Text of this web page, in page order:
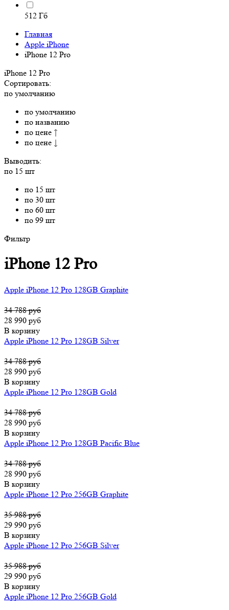
512 Гб
Главная
Apple iPhone
iPhone 12 Pro
iPhone 12 Pro
Сортировать:
по умолчанию
по умолчанию
по названию
по цене ↑
по цене ↓
Выводить:
по 15 шт
по 15 шт
по 30 шт
по 60 шт
по 99 шт
Фильтр
iPhone 12 Pro
Apple iPhone 12 Pro 128GB Graphite
34 788 руб
28 990 руб
В корзину
Apple iPhone 12 Pro 128GB Silver
34 788 руб
28 990 руб
В корзину
Apple iPhone 12 Pro 128GB Gold
34 788 руб
28 990 руб
В корзину
Apple iPhone 12 Pro 128GB Pacific Blue
34 788 руб
28 990 руб
В корзину
Apple iPhone 12 Pro 256GB Graphite
35 988 руб
29 990 руб
В корзину
Apple iPhone 12 Pro 256GB Silver
35 988 руб
29 990 руб
В корзину
Apple iPhone 12 Pro 256GB Gold